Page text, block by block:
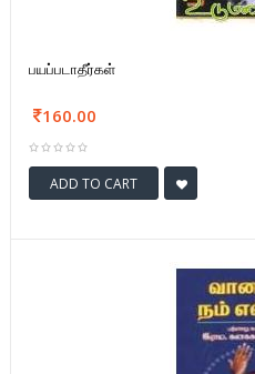
பயப்படாதீர்கள்
160.00
ADD TO CART